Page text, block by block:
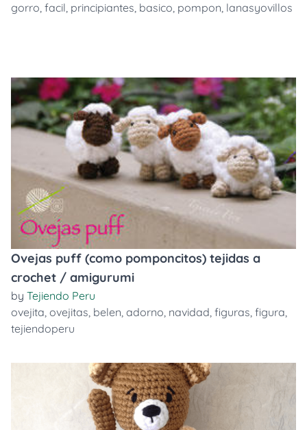
gorro, facil, principiantes, basico, pompon, lanasyovillos
Ovejas puff (como pomponcitos) tejidas a
crochet / amigurumi
by Tejiendo Peru
ovejita, ovejitas, belen, adorno, navidad, figuras, figura,
tejiendoperu